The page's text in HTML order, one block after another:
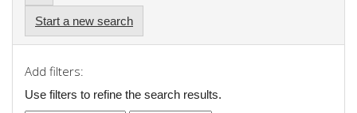
Start a new search
Add filters:
Use filters to refine the search results.